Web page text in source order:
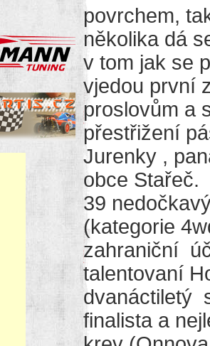
povrchem,
několika dá
v tom jak se
vjedou první
proslovům a
přestřižení
Jurenky ,
obce Stařeč.
39
(kategorie
zahraniční
talentovaní
dvanáctiletý
finalista a